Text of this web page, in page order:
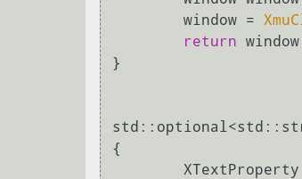
	window =
return
}
{